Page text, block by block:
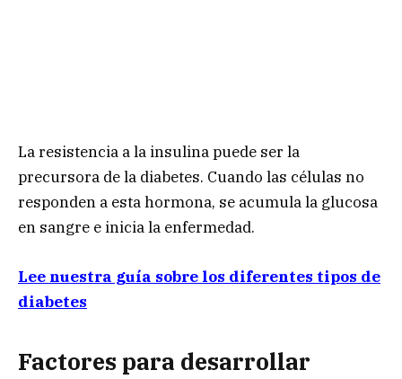
La resistencia a la insulina puede ser la
precursora de la diabetes. Cuando las células no
responden a esta hormona, se acumula la glucosa
en sangre e inicia la enfermedad.
Lee nuestra guía sobre los diferentes tipos de
diabetes
Factores para desarrollar